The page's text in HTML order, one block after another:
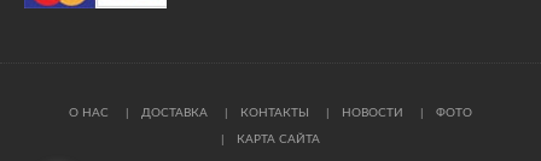
О НАС ДОСТАВКА КОНТАКТЫ НОВОСТИ ФОТО
КАРТА САЙТА